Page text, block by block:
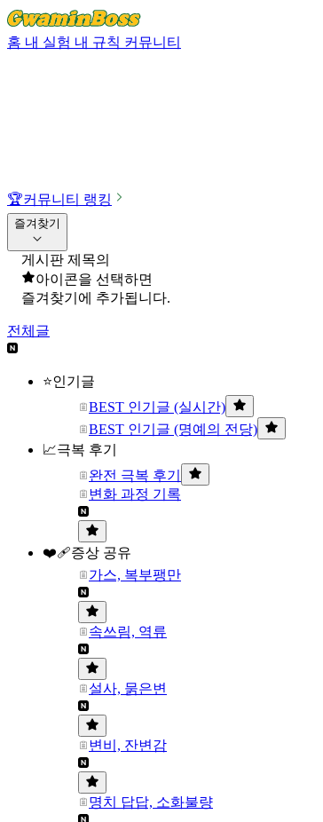
홈 내 실험 내 규칙 커뮤니티
🏆커뮤니티 랭킹
즐겨찾기
게시판 제목의
아이콘을 선택하면
즐겨찾기에 추가됩니다.
전체글
⭐인기글
BEST 인기글 (실시간)
BEST 인기글 (명예의 전당)
📈극복 후기
완전 극복 후기
변화 과정 기록
❤️‍🩹증상 공유
가스, 복부팽만
속쓰림, 역류
설사, 묽은변
변비, 잔변감
명치 답답, 소화불량